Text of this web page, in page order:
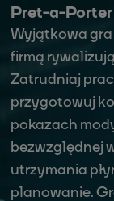
Pret-a-
Wyjątkowa
firmą
Zatrudniaj
przygotowuj
pokazach
bezwzględnej
utrzymania
planowanie.